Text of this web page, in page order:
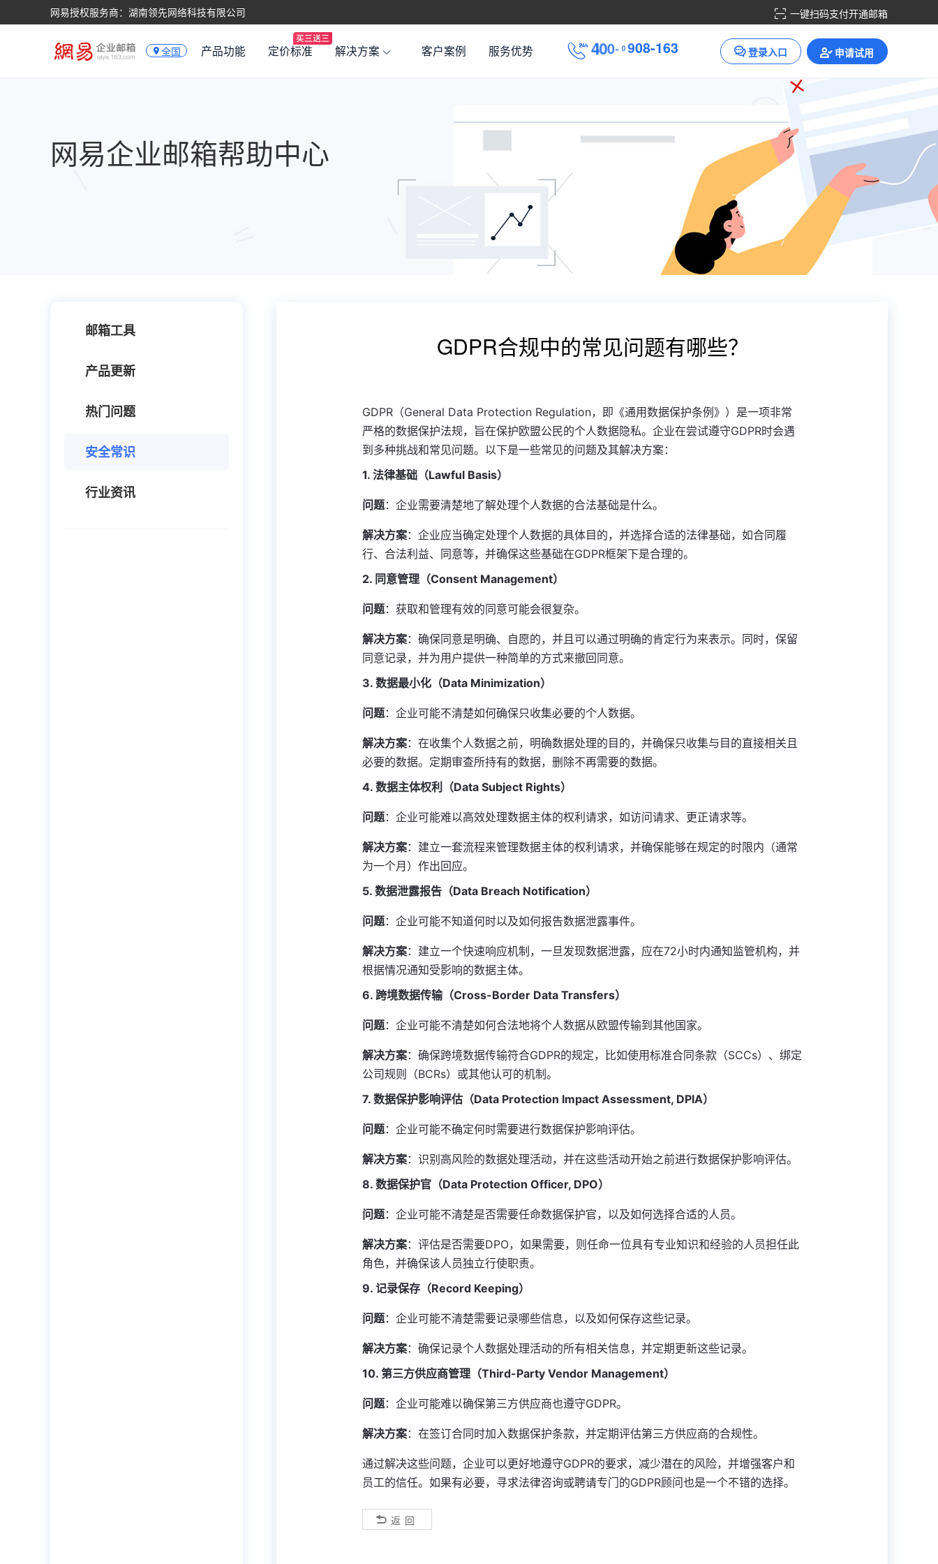
网易授权服务商：湖南领先网络科技有限公司 一键扫码支付开通邮箱
全国 产品功能 定价标准 解决方案 客户案例 服务优势 400-0908-163 登录入口 申请试用
网易企业邮箱帮助中心
邮箱工具
产品更新
热门问题
安全常识
行业资讯
GDPR合规中的常见问题有哪些？
GDPR（General Data Protection Regulation，即《通用数据保护条例》）是一项非常
严格的数据保护法规，旨在保护欧盟公民的个人数据隐私。企业在尝试遵守GDPR时会遇
到多种挑战和常见问题。以下是一些常见的问题及其解决方案：
1. 法律基础（Lawful Basis）
问题：企业需要清楚地了解处理个人数据的合法基础是什么。
解决方案：企业应当确定处理个人数据的具体目的，并选择合适的法律基础，如合同履
行、合法利益、同意等，并确保这些基础在GDPR框架下是合理的。
2. 同意管理（Consent Management）
问题：获取和管理有效的同意可能会很复杂。
解决方案：确保同意是明确、自愿的，并且可以通过明确的肯定行为来表示。同时，保留
同意记录，并为用户提供一种简单的方式来撤回同意。
3. 数据最小化（Data Minimization）
问题：企业可能不清楚如何确保只收集必要的个人数据。
解决方案：在收集个人数据之前，明确数据处理的目的，并确保只收集与目的直接相关且
必要的数据。定期审查所持有的数据，删除不再需要的数据。
4. 数据主体权利（Data Subject Rights）
问题：企业可能难以高效处理数据主体的权利请求，如访问请求、更正请求等。
解决方案：建立一套流程来管理数据主体的权利请求，并确保能够在规定的时限内（通常
为一个月）作出回应。
5. 数据泄露报告（Data Breach Notification）
问题：企业可能不知道何时以及如何报告数据泄露事件。
解决方案：建立一个快速响应机制，一旦发现数据泄露，应在72小时内通知监管机构，并
根据情况通知受影响的数据主体。
6. 跨境数据传输（Cross-Border Data Transfers）
问题：企业可能不清楚如何合法地将个人数据从欧盟传输到其他国家。
解决方案：确保跨境数据传输符合GDPR的规定，比如使用标准合同条款（SCCs）、绑定
公司规则（BCRs）或其他认可的机制。
7. 数据保护影响评估（Data Protection Impact Assessment, DPIA）
问题：企业可能不确定何时需要进行数据保护影响评估。
解决方案：识别高风险的数据处理活动，并在这些活动开始之前进行数据保护影响评估。
8. 数据保护官（Data Protection Officer, DPO）
问题：企业可能不清楚是否需要任命数据保护官，以及如何选择合适的人员。
解决方案：评估是否需要DPO，如果需要，则任命一位具有专业知识和经验的人员担任此
角色，并确保该人员独立行使职责。
9. 记录保存（Record Keeping）
问题：企业可能不清楚需要记录哪些信息，以及如何保存这些记录。
解决方案：确保记录个人数据处理活动的所有相关信息，并定期更新这些记录。
10. 第三方供应商管理（Third-Party Vendor Management）
问题：企业可能难以确保第三方供应商也遵守GDPR。
解决方案：在签订合同时加入数据保护条款，并定期评估第三方供应商的合规性。
通过解决这些问题，企业可以更好地遵守GDPR的要求，减少潜在的风险，并增强客户和
员工的信任。如果有必要，寻求法律咨询或聘请专门的GDPR顾问也是一个不错的选择。
返回